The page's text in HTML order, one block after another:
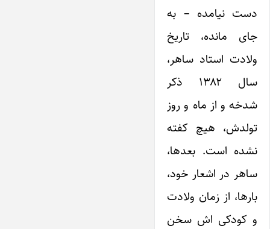
دست نیامده – به
جای مانده، تاریخ
ولادت استاد ساهر،
سال ۱۳۸۲ ذکر
شدخه و از ماه و روز
تولدش، هیچ کفته
نشده است. بعدها،
ساهر در اشعار خود،
بارها، از زمان ولادت
و کودکی اش سخن